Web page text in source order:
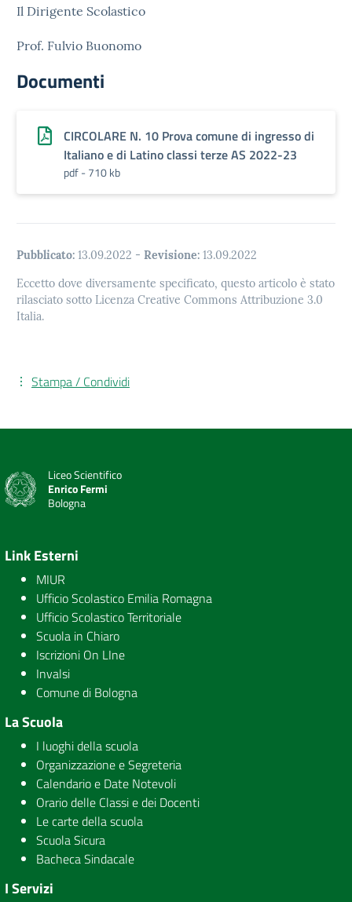
Il Dirigente Scolastico
Prof. Fulvio Buonomo
Documenti
CIRCOLARE N. 10 Prova comune di ingresso di
Italiano e di Latino classi terze AS 2022-23
pdf - 710 kb
Pubblicato: 13.09.2022 - Revisione: 13.09.2022
Eccetto dove diversamente specificato, questo articolo è stato
rilasciato sotto Licenza Creative Commons Attribuzione 3.0
Italia.
Stampa / Condividi
Liceo Scientifico
Enrico Fermi
Bologna
Link Esterni
MIUR
Ufficio Scolastico Emilia Romagna
Ufficio Scolastico Territoriale
Scuola in Chiaro
Iscrizioni On LIne
Invalsi
Comune di Bologna
La Scuola
I luoghi della scuola
Organizzazione e Segreteria
Calendario e Date Notevoli
Orario delle Classi e dei Docenti
Le carte della scuola
Scuola Sicura
Bacheca Sindacale
I Servizi